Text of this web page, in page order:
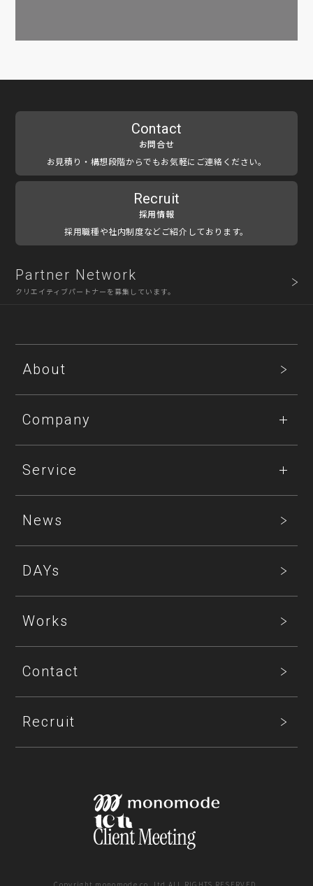
Contact
お問合せ
お見積り・構想段階からでもお気軽にご連絡ください。
Recruit
採用情報
採用職種や社内制度などご紹介しております。
Partner Network
クリエイティブパートナーを募集しています。
About
Company
Service
News
DAYs
Works
Contact
Recruit